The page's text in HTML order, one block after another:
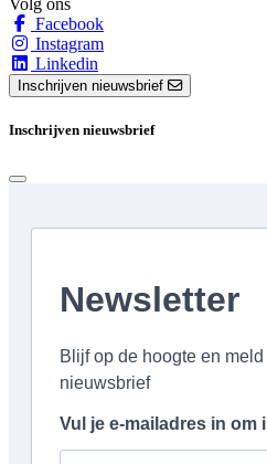
Facebook
Instagram
Linkedin
Inschrijven nieuwsbrief
Inschrijven nieuwsbrief